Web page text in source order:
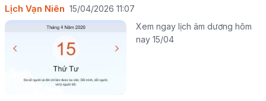
Lịch Vạn Niên 15/04/2026 11:07
Xem ngay lịch âm dương hôm
nay 15/04